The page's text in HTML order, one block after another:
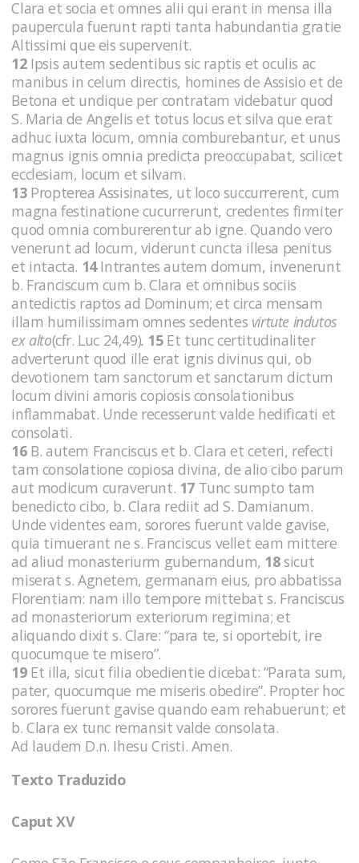
Clara et socia et omnes alii qui erant in mensa illa
paupercula fuerunt rapti tanta habundantia gratie
Altissimi que eis supervenit.
12Ipsis autem sedentibus sic raptis et oculis ac
manibus in celum directis, homines de Assisio et de
Betona et undique per contratam videbatur quod
S. Maria de Angelis et totus locus et silva que erat
adhuc iuxta locum, omnia comburebantur, et unus
magnus ignis omnia predicta preoccupabat, scilicet
ecclesiam, locum et silvam.
13Propterea Assisinates, ut loco succurrerent, cum
magna festinatione cucurrerunt, credentes firmiter
quod omnia comburerentur ab igne. Quando vero
venerunt ad locum, viderunt cuncta illesa penitus
et intacta. 14 Intrantes autem domum, invenerunt
b. Franciscum cum b. Clara et omnibus sociis
antedictis raptos ad Dominum; et circa mensam
illam humilissimam omnes sedentes virtute indutos
ex alto(cfr. Luc 24,49). 15Et tunc certitudinaliter
adverterunt quod ille erat ignis divinus qui, ob
devotionem tam sanctorum et sanctarum dictum
locum divini amoris copiosis consolationibus
inflammabat. Unde recesserunt valde hedificati et
consolati.
16B. autem Franciscus et b. Clara et ceteri, refecti
tam consolatione copiosa divina, de alio cibo parum
aut modicum curaverunt. 17 Tunc sumpto tam
benedicto cibo, b. Clara rediit ad S. Damianum.
Unde videntes eam, sorores fuerunt valde gavise,
quia timuerant ne s. Franciscus vellet eam mittere
ad aliud monasteriurm gubernandum, 18sicut
miserat s. Agnetem, germanam eius, pro abbatissa
Florentiam: nam illo tempore mittebat s. Franciscus
ad monasteriorum exteriorum regimina; et
aliquando dixit s. Clare: “para te, si oportebit, ire
quocumque te misero”.
19Et illa, sicut filia obedientie dicebat: “Parata sum,
pater, quocumque me miseris obedire”. Propter hoc
sorores fuerunt gavise quando eam rehabuerunt; et
b. Clara ex tunc remansit valde consolata.
Ad laudem D.n. Ihesu Cristi. Amen.
Texto Traduzido
Caput XV